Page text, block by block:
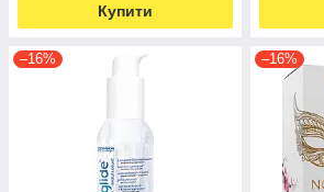
Купити
–16% –16%